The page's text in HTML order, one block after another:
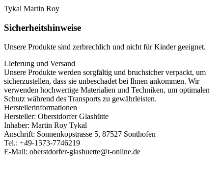
Tykal Martin Roy
Sicherheitshinweise
Unsere Produkte sind zerbrechlich und nicht für Kinder geeignet.
Lieferung und Versand
Unsere Produkte werden sorgfältig und bruchsicher verpackt, um
sicherzustellen, dass sie unbeschadet bei Ihnen ankommen. Wir
verwenden hochwertige Materialien und Techniken, um optimalen
Schutz während des Transports zu gewährleisten.
Herstellerinformationen
Hersteller: Oberstdorfer Glashütte
Inhaber: Martin Roy Tykal
Anschrift: Sonnenkopstrasse 5, 87527 Sonthofen
Tel.: +49-1573-7746219
E-Mail: oberstdorfer-glashuette@t-online.de